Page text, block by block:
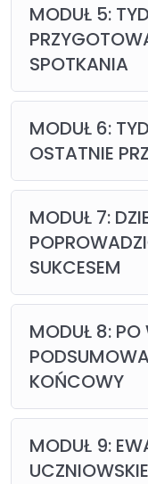
MODUŁ 5:
SPOTKANIA
MODUŁ 6:
OSTATNIE
MODUŁ 7:
SUKCESEM
MODUŁ 8: PO
KOŃCOWY
MODUŁ 9: